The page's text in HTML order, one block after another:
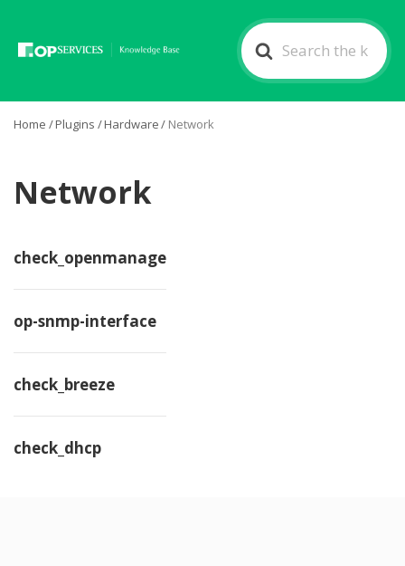
Search
For
Home /Plugins /Hardware/ Network
Network
check_openmanage
op-snmp-interface
check_breeze
check_dhcp